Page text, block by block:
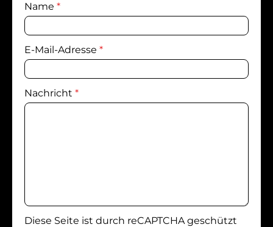
Name *
E-Mail-Adresse *
Nachricht *
Diese Seite ist durch reCAPTCHA geschützt